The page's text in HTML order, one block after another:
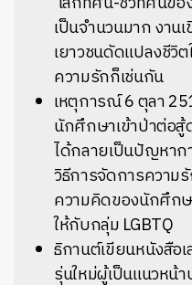
เป็นจำนวนมาก งาน
เยาวชนดัดแปลงชีวิ
ความรักก็เช่นกัน
เหตุการณ์ 6 ตุลา
นักศึกษาเข้าป่าต่อ
ได้กลายเป็นปัญหา
วิธีการจัดการความ
ความคิดของนักศึก
ให้กับกลุ่ม LGBTQ
ธิกานต์เขียนหนังสือ
รุ่นใหม่ผู้เป็นแนวหน้